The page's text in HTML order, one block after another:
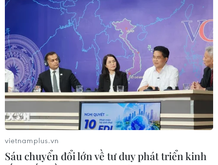
#COVID-19
#Virus SARS-CoV-2
#Chính phủ Hàn Quốc
#Ira Hàn Quốc Iran
Theo dõi VietnamPlus
vietnamplus.vn
Sáu chuyển đổi lớn về tư duy phát triển kinh